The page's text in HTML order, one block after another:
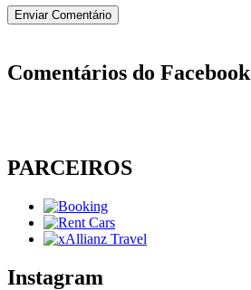
Comentários do Facebook
PARCEIROS
Instagram